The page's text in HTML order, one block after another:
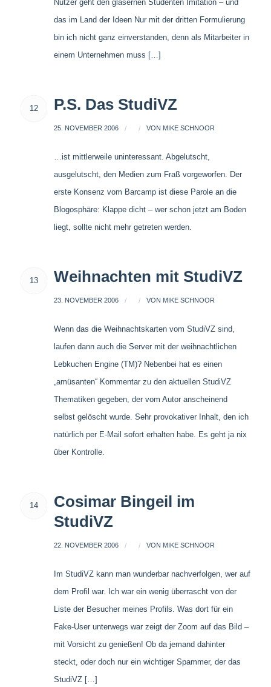
Nutzer geht den gläsernen Studenten Imitation – und
das im Land der Ideen Nur mit der dritten Formulierung
bin ich nicht ganz einverstanden, denn als Mitarbeiter in
einem Unternehmen muss […]
12 P.S. Das StudiVZ
25. NOVEMBER 2006 / / VON MIKE SCHNOOR
…ist mittlerweile uninteressant. Abgelutscht,
ausgelutscht, den Medien zum Fraß vorgeworfen. Der
erste Konsenz vom Barcamp ist diese Parole an die
Blogosphäre: Klappe dicht – wer schon jetzt am Boden
liegt, sollte nicht mehr getreten werden.
13 Weihnachten mit StudiVZ
23. NOVEMBER 2006 / / VON MIKE SCHNOOR
Wenn das die Weihnachtskarten vom StudiVZ sind,
laufen dann auch die Server mit der weihnachtlichen
Lebkuchen Engine (TM)? Nebenbei hat es einen
„amüsanten“ Kommentar zu den aktuellen StudiVZ
Thematiken gegeben, der vom Autor anscheinend
selbst gelöscht wurde. Sehr provokativer Inhalt, den ich
natürlich per E-Mail sofort erhalten habe. Es geht ja nix
über Kontrolle.
14
Cosimar Bingeil im
StudiVZ
22. NOVEMBER 2006 / / VON MIKE SCHNOOR
Im StudiVZ kann man wunderbar nachverfolgen, wer auf
dem Profil war. Ich war ein wenig überrascht von der
Liste der Besucher meines Profils. Was dort für ein
Fake-User unterwegs war zeigt der Zoom auf das Bild –
mit Vorsicht zu genießen! Ob da jemand dahinter
steckt, oder doch nur ein wichtiger Spammer, der das
StudiVZ […]